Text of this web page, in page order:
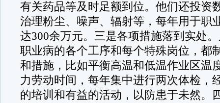
有关药品等及时足额到位。他们还投资
治理粉尘、噪声、辐射等，每年用于职
达300余万元。三是各项措施落到实处
职业病的各个工序和每个特殊岗位，都
和措施，比如平衡高温和低温作业区温
力劳动时间，每年集中进行两次体检，
的培训和有益的活动，以防患于未然。